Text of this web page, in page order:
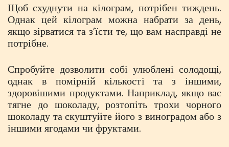
Щоб схуднути на кілограм, потрібен тиждень.
Однак цей кілограм можна набрати за день,
якщо зірватися та з’їсти те, що вам насправді не
потрібне.
Спробуйте дозволити собі улюблені солодощі,
однак в помірній кількості та з іншими,
здоровішими продуктами. Наприклад, якщо вас
тягне до шоколаду, розтопіть трохи чорного
шоколаду та скуштуйте його з виноградом або з
іншими ягодами чи фруктами.